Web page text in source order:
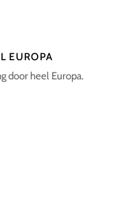
EUROPA
door heel Europa.